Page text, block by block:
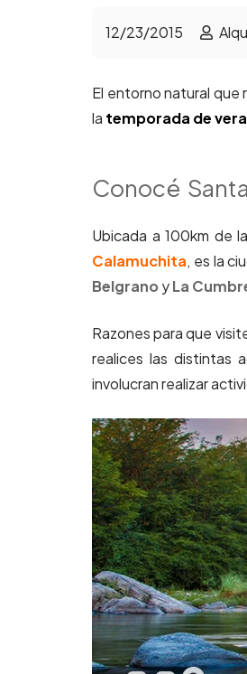
12/23/2015
El entorno natural que
la temporada de
Conocé
Ubicada a 100km de
Calamuchita, es la
Belgrano yLa
Razones para que
realices las distintas
involucran realizar